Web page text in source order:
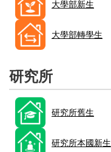
大學部新生
大學部轉學生
研究所
研究所舊生
研究所本國新生